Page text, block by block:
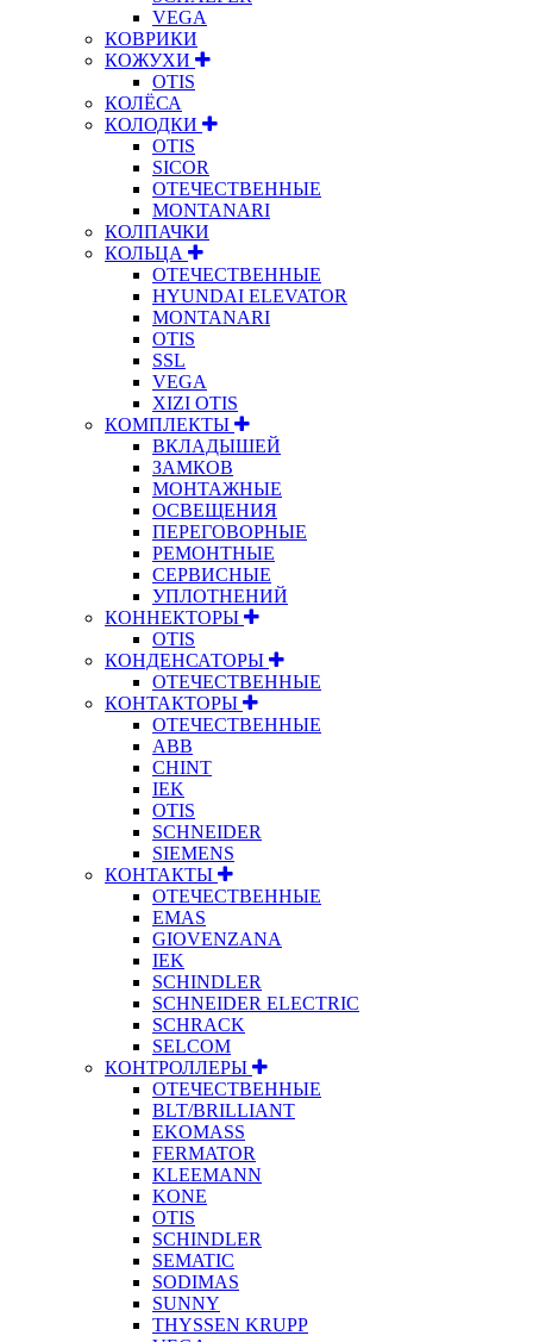
VEGA
КОВРИКИ
КОЖУХИ
OTIS
КОЛЁСА
КОЛОДКИ
OTIS
SICOR
ОТЕЧЕСТВЕННЫЕ
MONTANARI
КОЛПАЧКИ
КОЛЬЦА
ОТЕЧЕСТВЕННЫЕ
HYUNDAI ELEVATOR
MONTANARI
OTIS
SSL
VEGA
XIZI OTIS
КОМПЛЕКТЫ
ВКЛАДЫШЕЙ
ЗАМКОВ
МОНТАЖНЫЕ
ОСВЕЩЕНИЯ
ПЕРЕГОВОРНЫЕ
РЕМОНТНЫЕ
СЕРВИСНЫЕ
УПЛОТНЕНИЙ
КОННЕКТОРЫ
OTIS
КОНДЕНСАТОРЫ
ОТЕЧЕСТВЕННЫЕ
КОНТАКТОРЫ
ОТЕЧЕСТВЕННЫЕ
ABB
CHINT
IEK
OTIS
SCHNEIDER
SIEMENS
КОНТАКТЫ
ОТЕЧЕСТВЕННЫЕ
EMAS
GIOVENZANA
IEK
SCHINDLER
SCHNEIDER ELECTRIC
SCHRACK
SELCOM
КОНТРОЛЛЕРЫ
ОТЕЧЕСТВЕННЫЕ
BLT/BRILLIANT
EKOMASS
FERMATOR
KLEEMANN
KONE
OTIS
SCHINDLER
SEMATIC
SODIMAS
SUNNY
THYSSEN KRUPP